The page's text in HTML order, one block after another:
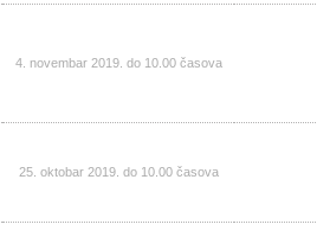
4. novembar 2019. do 10.00 časova
25. oktobar 2019. do 10.00 časova